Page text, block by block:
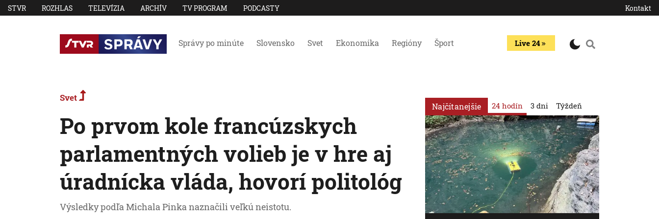
STVR ROZHLAS TELEVÍZIA ARCHÍV TV PROGRAM PODCASTY Kontakt
Správy po minúte Slovensko Svet Ekonomika Regióny Šport Live 24
Svet
Po prvom kole francúzskych
parlamentných volieb je v hre aj
úradnícka vláda, hovorí politológ
Výsledky podľa Michala Pinka naznačili veľkú neistotu.
Najčítanejšie 24 hodín 3 dni Týždeň